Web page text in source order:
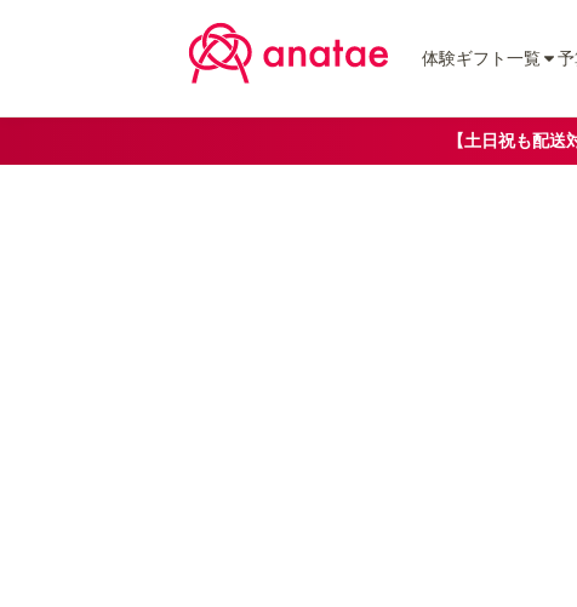
体験ギフト一覧
【土日祝も配